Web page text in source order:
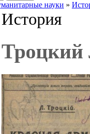
науки »
История
Троцкий